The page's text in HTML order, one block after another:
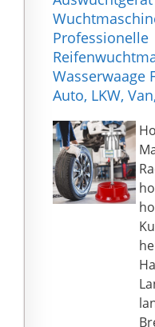
Professionelle
Wasserwaage
Auto, LKW,